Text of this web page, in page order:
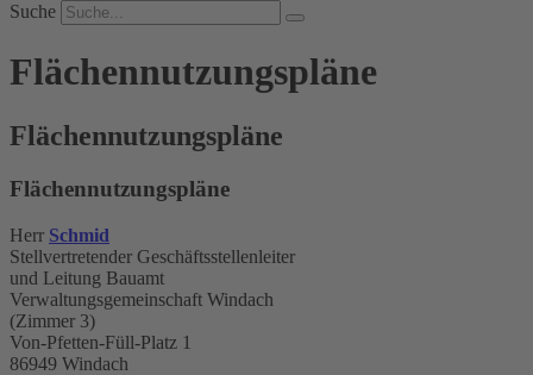
Suche
Flächennutzungspläne
Flächennutzungspläne
Flächennutzungspläne
Herr Schmid
Stellvertretender Geschäftsstellenleiter
und Leitung Bauamt
Verwaltungsgemeinschaft Windach
(Zimmer 3)
Von-Pfetten-Füll-Platz 1
86949 Windach